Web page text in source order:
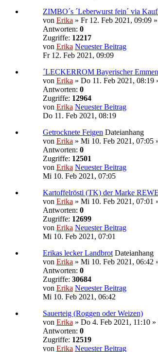
ZIMBO´s ´Leberwurst fein´ via
von Erika » Fr 12. Feb 2021, 09:09
Antworten: 0
Zugriffe: 12217
von Erika Neuester Beitrag
Fr 12. Feb 2021, 09:09
´LECKERROM Bayerischer
von Erika » Do 11. Feb 2021, 08:19
Antworten: 0
Zugriffe: 12964
von Erika Neuester Beitrag
Do 11. Feb 2021, 08:19
Getrocknete Feigen Dateianhang
von Erika » Mi 10. Feb 2021, 07:05
Antworten: 0
Zugriffe: 12501
von Erika Neuester Beitrag
Mi 10. Feb 2021, 07:05
Kartoffelrösti (TK) der Marke
von Erika » Mi 10. Feb 2021, 07:01
Antworten: 0
Zugriffe: 12699
von Erika Neuester Beitrag
Mi 10. Feb 2021, 07:01
Erikas lecker Landbrot Dateianhang
von Erika » Mi 10. Feb 2021, 06:42
Antworten: 0
Zugriffe: 30684
von Erika Neuester Beitrag
Mi 10. Feb 2021, 06:42
Sauerteig (Roggen oder Weizen)
von Erika » Do 4. Feb 2021, 11:10 »
Antworten: 0
Zugriffe: 12519
von Erika Neuester Beitrag